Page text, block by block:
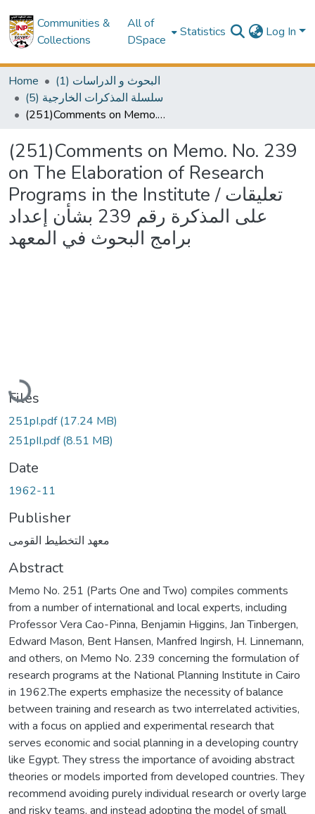
Communities &
Collections
All of
DSpace
Statistics Log In
Home
(1) البحوث و الدراسات
(5) سلسلة المذكرات الخارجية
(251)Comments on Memo. No. 239 on The Elaboration of Research Programs in the Institute / تعليقات على المذكرة رقم 239 بشأن إعداد برامج البحوث في المعهد
(251)Comments on Memo. No. 239
on The Elaboration of Research
Programs in the Institute / تعليقات
على المذكرة رقم 239 بشأن إعداد
برامج البحوث في المعهد
Loading...
Files
251pI.pdf(17.24 MB)
251pII.pdf(8.51 MB)
Date
1962-11
Publisher
معهد التخطيط القومى
Abstract
Memo No. 251 (Parts One and Two) compiles comments
from a number of international and local experts, including
Professor Vera Cao-Pinna, Benjamin Higgins, Jan Tinbergen,
Edward Mason, Bent Hansen, Manfred Ingirsh, H. Linnemann,
and others, on Memo No. 239 concerning the formulation of
research programs at the National Planning Institute in Cairo
in 1962.The experts emphasize the necessity of balance
between training and research as two interrelated activities,
with a focus on applied and experimental research that
serves economic and social planning in a developing country
like Egypt. They stress the importance of avoiding abstract
theories or models imported from developed countries. They
recommend avoiding purely individual research or overly large
and risky teams, and instead adopting the model of small